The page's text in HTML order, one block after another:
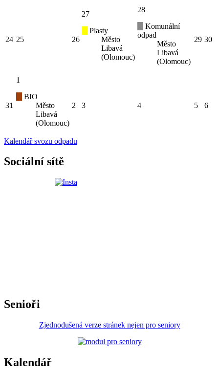
24 25 26
27
Plasty
Město
Libavá
(Olomouc)
28
Komunální
odpad
Město
Libavá
(Olomouc)
29 30
31
1
BIO
Město
Libavá
(Olomouc)
2 3 4 5 6
Kalendář svozu odpadu
Sociální sítě
Senioři
Zjednodušená verze stránek nejen pro seniory
Kalendář